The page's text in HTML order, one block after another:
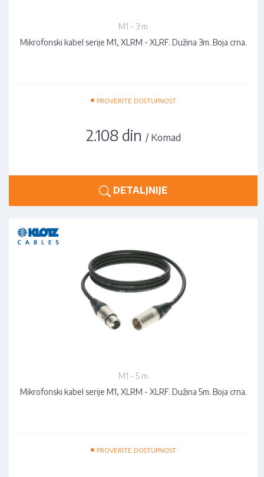
M1 - 3 m
Mikrofonski kabel serije M1, XLRM - XLRF. Dužina 3m. Boja crna.
• PROVERITE DOSTUPNOST
2.108 din / Komad
DETALJNIJE
M1 - 5 m
Mikrofonski kabel serije M1, XLRM - XLRF. Dužina 5m. Boja crna.
• PROVERITE DOSTUPNOST